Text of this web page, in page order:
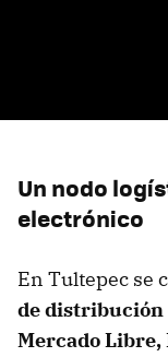
Un nodo
electrónico
En Tultepec se
de distribución
Mercado Libre,